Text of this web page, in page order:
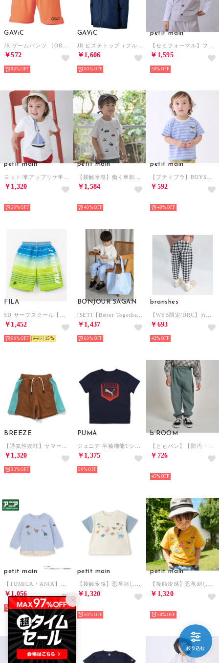
GAViC
￥572
80%
GAViC
￥1,606
80%
petit main
￥1,595
50%
petit main
￥1,320
50%
petit main
￥1,584
40%
petit main
￥592
40%
FILA
￥1,452
60% 15
BONJOUR SAGAN
￥1,437
80%
branshes
￥693
42%
BREEZE
￥1,320
33%
PUMA
￥1,375
50%
b.ROOM
￥726
45%
petit main
【TOMICA・ANIA】裾シャツ長袖Tシャツ （ブルー）
￥1,056
60%
petit main
【接触冷感】恐竜刺しゅう半袖Tシャツ （オフ ホワイト）
￥1,320
50%
petit main
【接触冷感】恐竜刺しゅう半袖Tシャツ （オレンジ）
￥1,320
50%